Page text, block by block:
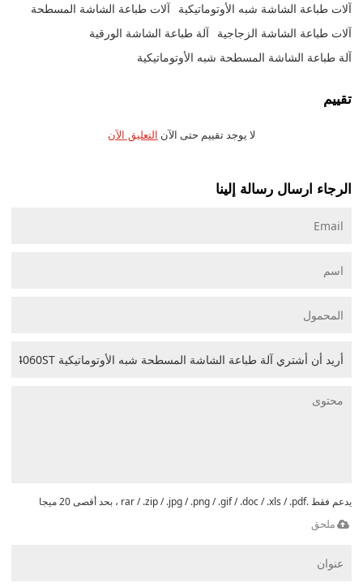
آلات طباعة الشاشة شبه الأوتوماتيكية
آلات طباعة الشاشة المسطحة
آلات طباعة الشاشة الزجاجية
آلة طباعة الشاشة الورقية
آلة طباعة الشاشة المسطحة شبه الأوتوماتيكية
تقييم
لا يوجد تقييم حتى الآن التعليق الآن
الرجاء ارسال رسالة إلينا
يدعم فقط .rar / .zip / .jpg / .png / .gif / .doc / .xls / .pdf ، بحد أقصى 20 ميجا
ملحق